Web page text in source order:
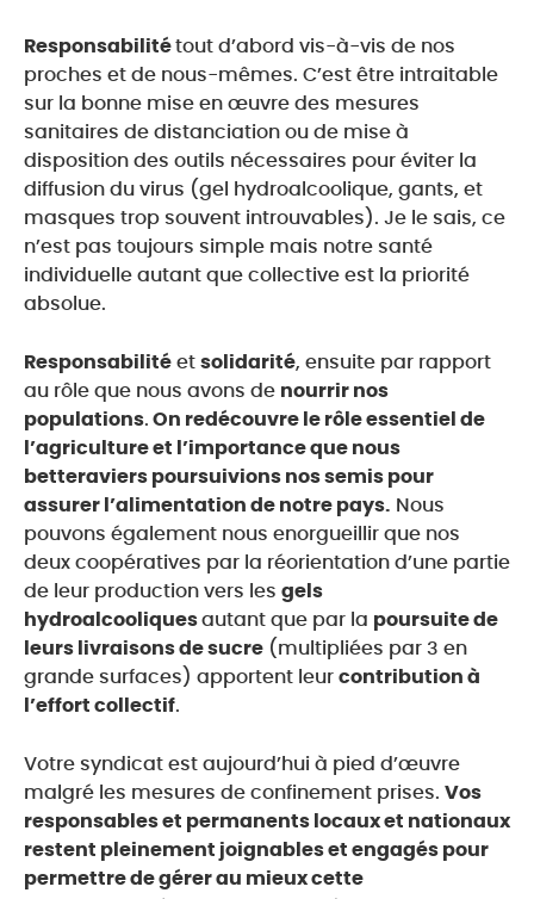
Responsabilitétout d’abord vis-à-vis de nos
proches et de nous-mêmes. C’est être intraitable
sur la bonne mise en œuvre des mesures
sanitaires de distanciation ou de mise à
disposition des outils nécessaires pour éviter la
diffusion du virus (gel hydroalcoolique, gants, et
masques trop souvent introuvables). Je le sais, ce
n’est pas toujours simple mais notre santé
individuelle autant que collective est la priorité
absolue.
Responsabilité et solidarité, ensuite par rapport
au rôle que nous avons de nourrir nos
populations. On redécouvre le rôle essentiel de
l’agriculture et l’importance que nous
betteraviers poursuivions nos semis pour
assurer l’alimentation de notre pays. Nous
pouvons également nous enorgueillir que nos
deux coopératives par la réorientation d’une partie
de leur production vers les gels
hydroalcooliquesautant que par la poursuite de
leurs livraisons de sucre (multipliées par 3 en
grande surfaces) apportent leur contribution à
l’effort collectif.
Votre syndicat est aujourd’hui à pied d’œuvre
malgré les mesures de confinement prises. Vos
responsables et permanents locaux et nationaux
restent pleinement joignables et engagés pour
permettre de gérer au mieux cette